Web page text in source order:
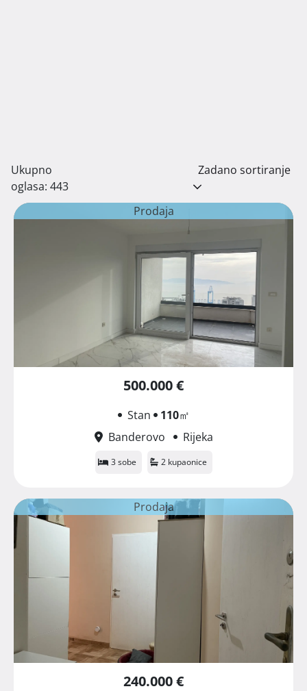
Ukupno
oglasa: 443
Zadano sortiranje
Prodaja
500.000 €
Stan 110㎡
Banderovo
Rijeka
3 sobe 2 kupaonice
Prodaja
240.000 €